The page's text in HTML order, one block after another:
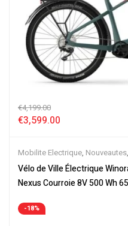
€4,199.00
€3,599.00
Mobilite Electrique, Nouveautes,
ville,Velos Electriques
Vélo de Ville Électrique
Nexus Courroie 8V 500 Wh
-18%